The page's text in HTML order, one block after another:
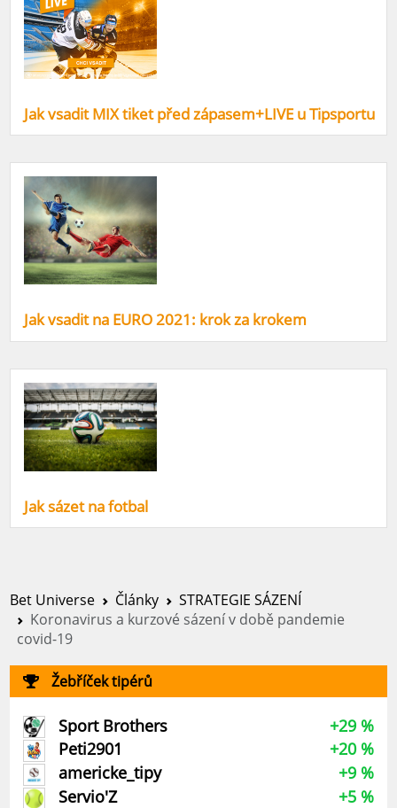
Jak vsadit MIX tiket před zápasem+LIVE u Tipsportu
Jak vsadit na EURO 2021: krok za krokem
Jak sázet na fotbal
Bet Universe Články
STRATEGIE SÁZENÍ
Koronavirus a kurzové sázení v době pandemie
covid-19
Žebříček tipérů
Sport Brothers
+29 %
Peti2901
+20 %
americke_tipy
+9 %
Servio'Z
+5 %